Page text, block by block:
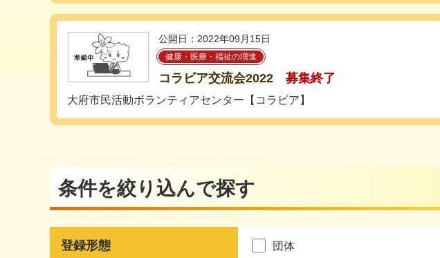
公開日：2022年09月15日
健康・医療・福祉の増進
コラビア交流会2022 募集終了
大府市民活動ボランティアセンター【コラビア】
条件を絞り込んで探す
登録形態 団体